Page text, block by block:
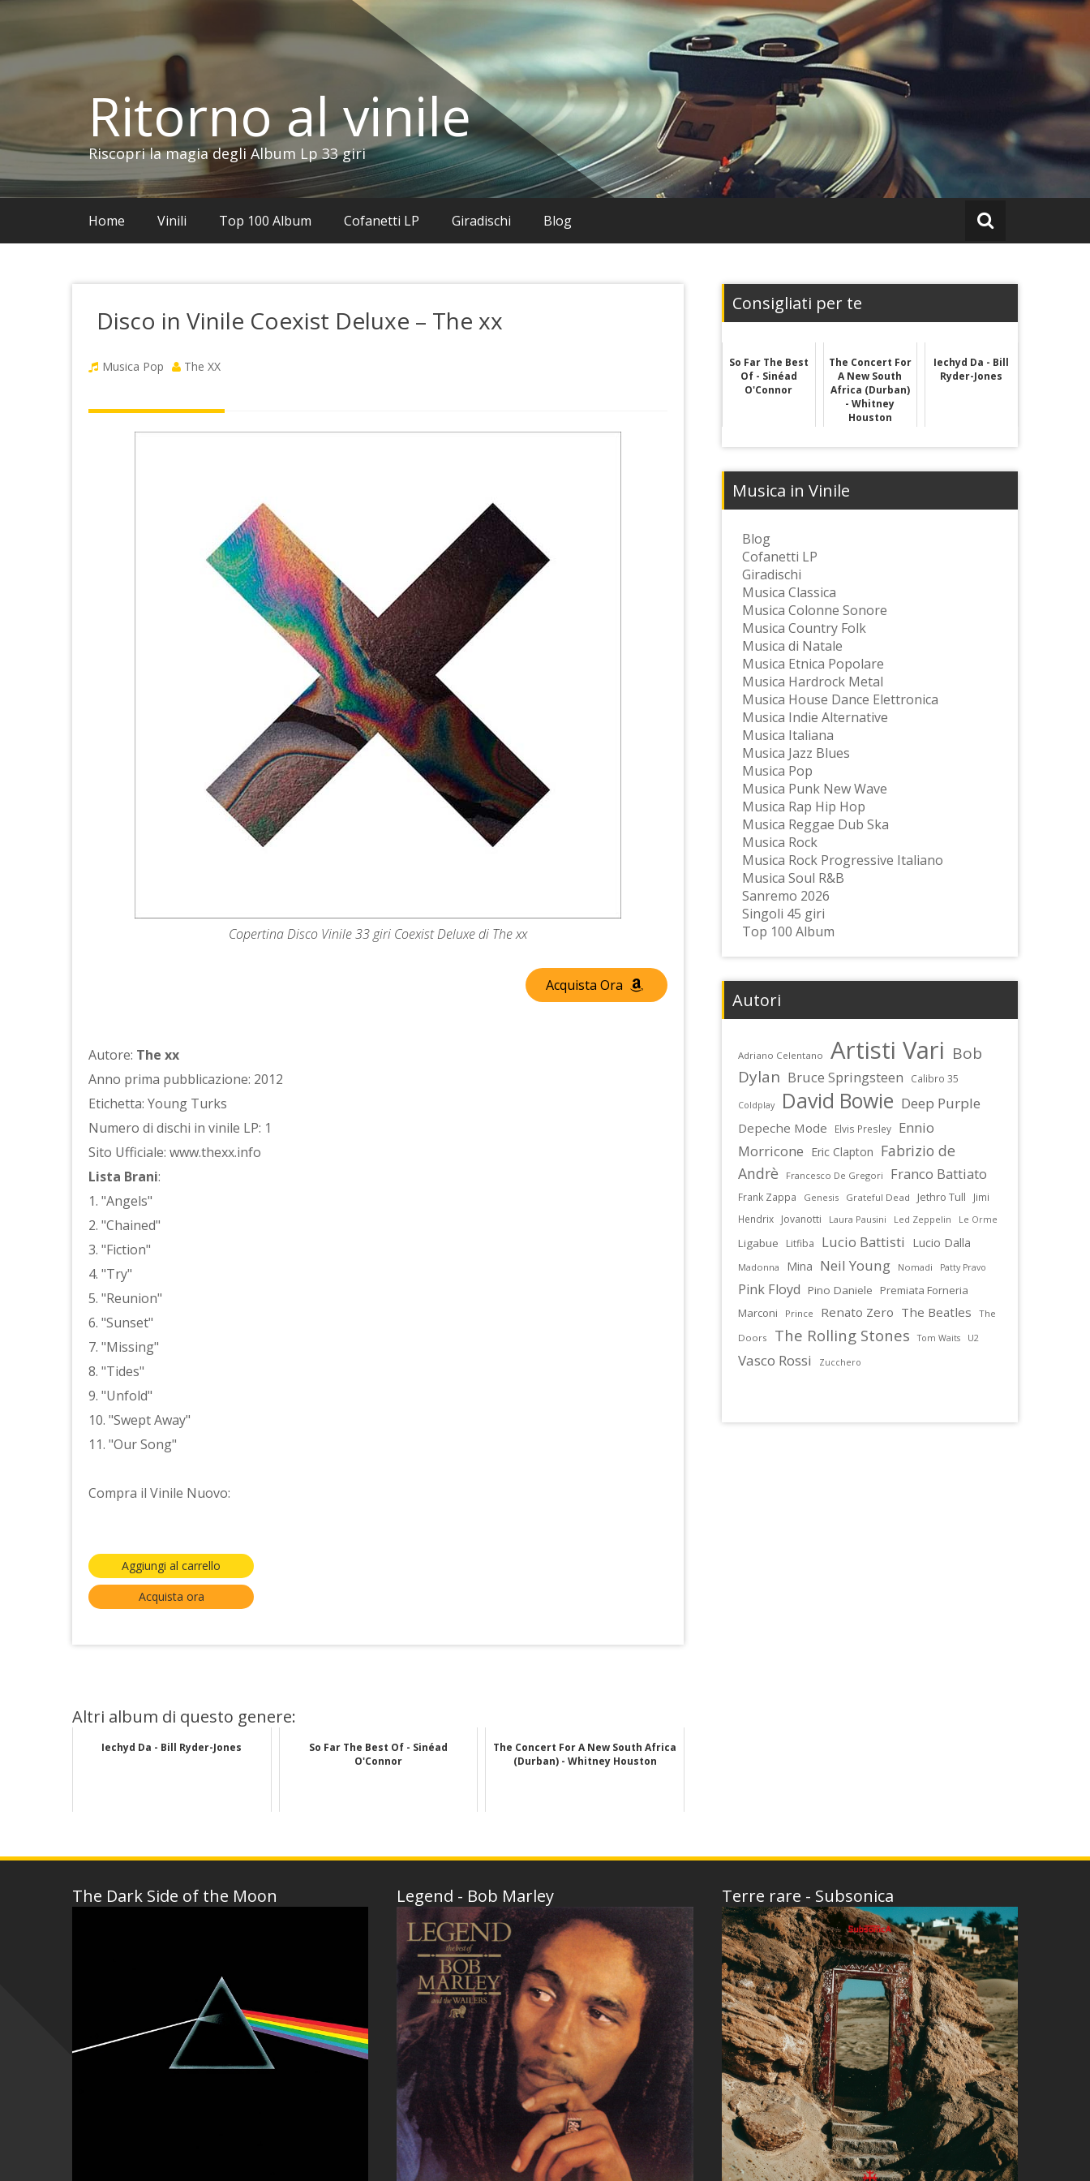
contenuto
Ritorno al vinile
Riscopri la magia degli Album Lp 33 giri
Home Vinili Top 100 Album Cofanetti LP Giradischi Blog
Disco in Vinile Coexist Deluxe – The xx
Musica Pop The XX
Copertina Disco Vinile 33 giri Coexist Deluxe di The xx
Acquista Ora
Autore: The xx
Anno prima pubblicazione: 2012
Etichetta: Young Turks
Numero di dischi in vinile LP: 1
Sito Ufficiale: www.thexx.info
Lista Brani:
1. "Angels"
2. "Chained"
3. "Fiction"
4. "Try"
5. "Reunion"
6. "Sunset"
7. "Missing"
8. "Tides"
9. "Unfold"
10. "Swept Away"
11. "Our Song"
Compra il Vinile Nuovo:
Aggiungi al carrello
Acquista ora
Altri album di questo genere:
Iechyd Da - Bill Ryder-Jones
So Far The Best Of - Sinéad
O'Connor
The Concert For A New South Africa
(Durban) - Whitney Houston
Consigliati per te
So Far The Best
Of - Sinéad
O'Connor
The Concert For
A New South
Africa (Durban)
- Whitney
Houston
Iechyd Da - Bill
Ryder-Jones
Musica in Vinile
Blog
Cofanetti LP
Giradischi
Musica Classica
Musica Colonne Sonore
Musica Country Folk
Musica di Natale
Musica Etnica Popolare
Musica Hardrock Metal
Musica House Dance Elettronica
Musica Indie Alternative
Musica Italiana
Musica Jazz Blues
Musica Pop
Musica Punk New Wave
Musica Rap Hip Hop
Musica Reggae Dub Ska
Musica Rock
Musica Rock Progressive Italiano
Musica Soul R&B
Sanremo 2026
Singoli 45 giri
Top 100 Album
Autori
Adriano Celentano Artisti Vari Bob
Dylan Bruce Springsteen Calibro 35
Coldplay David Bowie Deep Purple
Depeche Mode Elvis Presley
Ennio
Morricone Eric Clapton Fabrizio de
Andrè
Francesco De Gregori Franco Battiato
Frank Zappa Genesis Grateful Dead Jethro Tull
Jimi
Hendrix
Jovanotti Laura Pausini Led Zeppelin Le Orme
Ligabue Litfiba Lucio Battisti Lucio Dalla
Madonna Mina Neil Young Nomadi Patty Pravo
Pink Floyd Pino Daniele
Premiata Forneria
Marconi
Prince Renato Zero The Beatles
The
Doors
The Rolling Stones Tom Waits U2
Vasco Rossi Zucchero
The Dark Side of the Moon Legend - Bob Marley Terre rare - Subsonica